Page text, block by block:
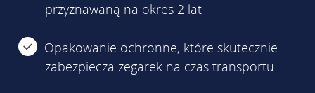
przyznawaną na okres 2 lat
Opakowanie ochronne, które skutecznie
zabezpiecza zegarek na czas transportu